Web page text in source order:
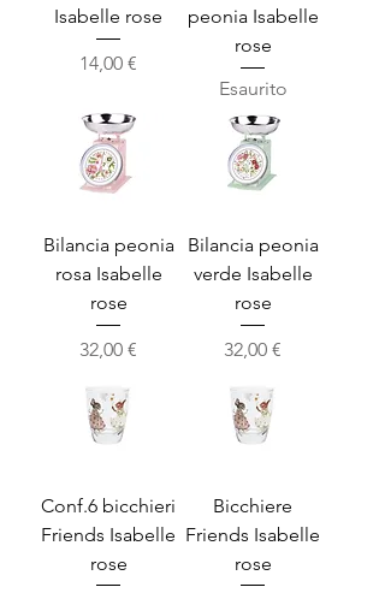
Isabelle rose
Prezzo
14,00 €
peonia Isabelle
rose
Esaurito
Bilancia peonia
rosa Isabelle
rose
Prezzo
32,00 €
Bilancia peonia
verde Isabelle
rose
Prezzo
32,00 €
Conf.6 bicchieri
Friends Isabelle
rose
Bicchiere
Friends Isabelle
rose